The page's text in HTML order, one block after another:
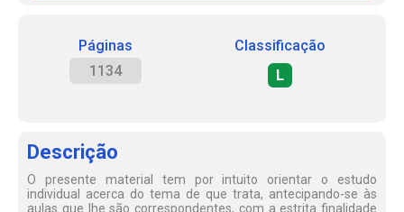
Páginas
1134
Classificação
L
Descrição
O presente material tem por intuito orientar o estudo
individual acerca do tema de que trata, antecipando-se às
aulas que lhe são correspondentes, com a estrita finalidade